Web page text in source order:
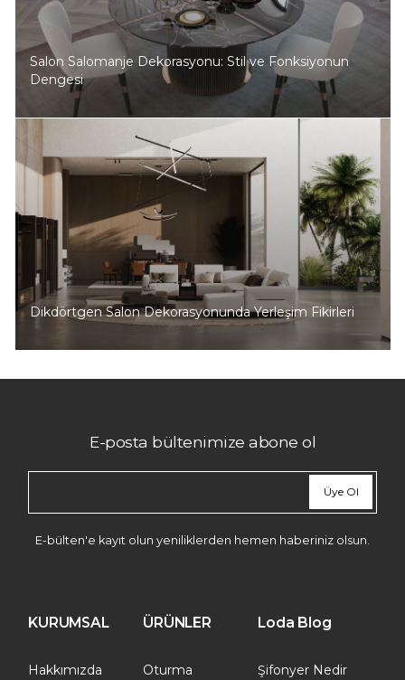
Salon Salomanje Dekorasyonu: Stil ve Fonksiyonun
Dengesi
Dikdörtgen Salon Dekorasyonunda Yerleşim Fikirleri
E-posta bültenimize abone ol
Üye Ol
E-bülten'e kayıt olun yeniliklerden hemen haberiniz olsun.
KURUMSAL
Hakkımızda
ÜRÜNLER
Oturma
Loda Blog
Şifonyer Nedir